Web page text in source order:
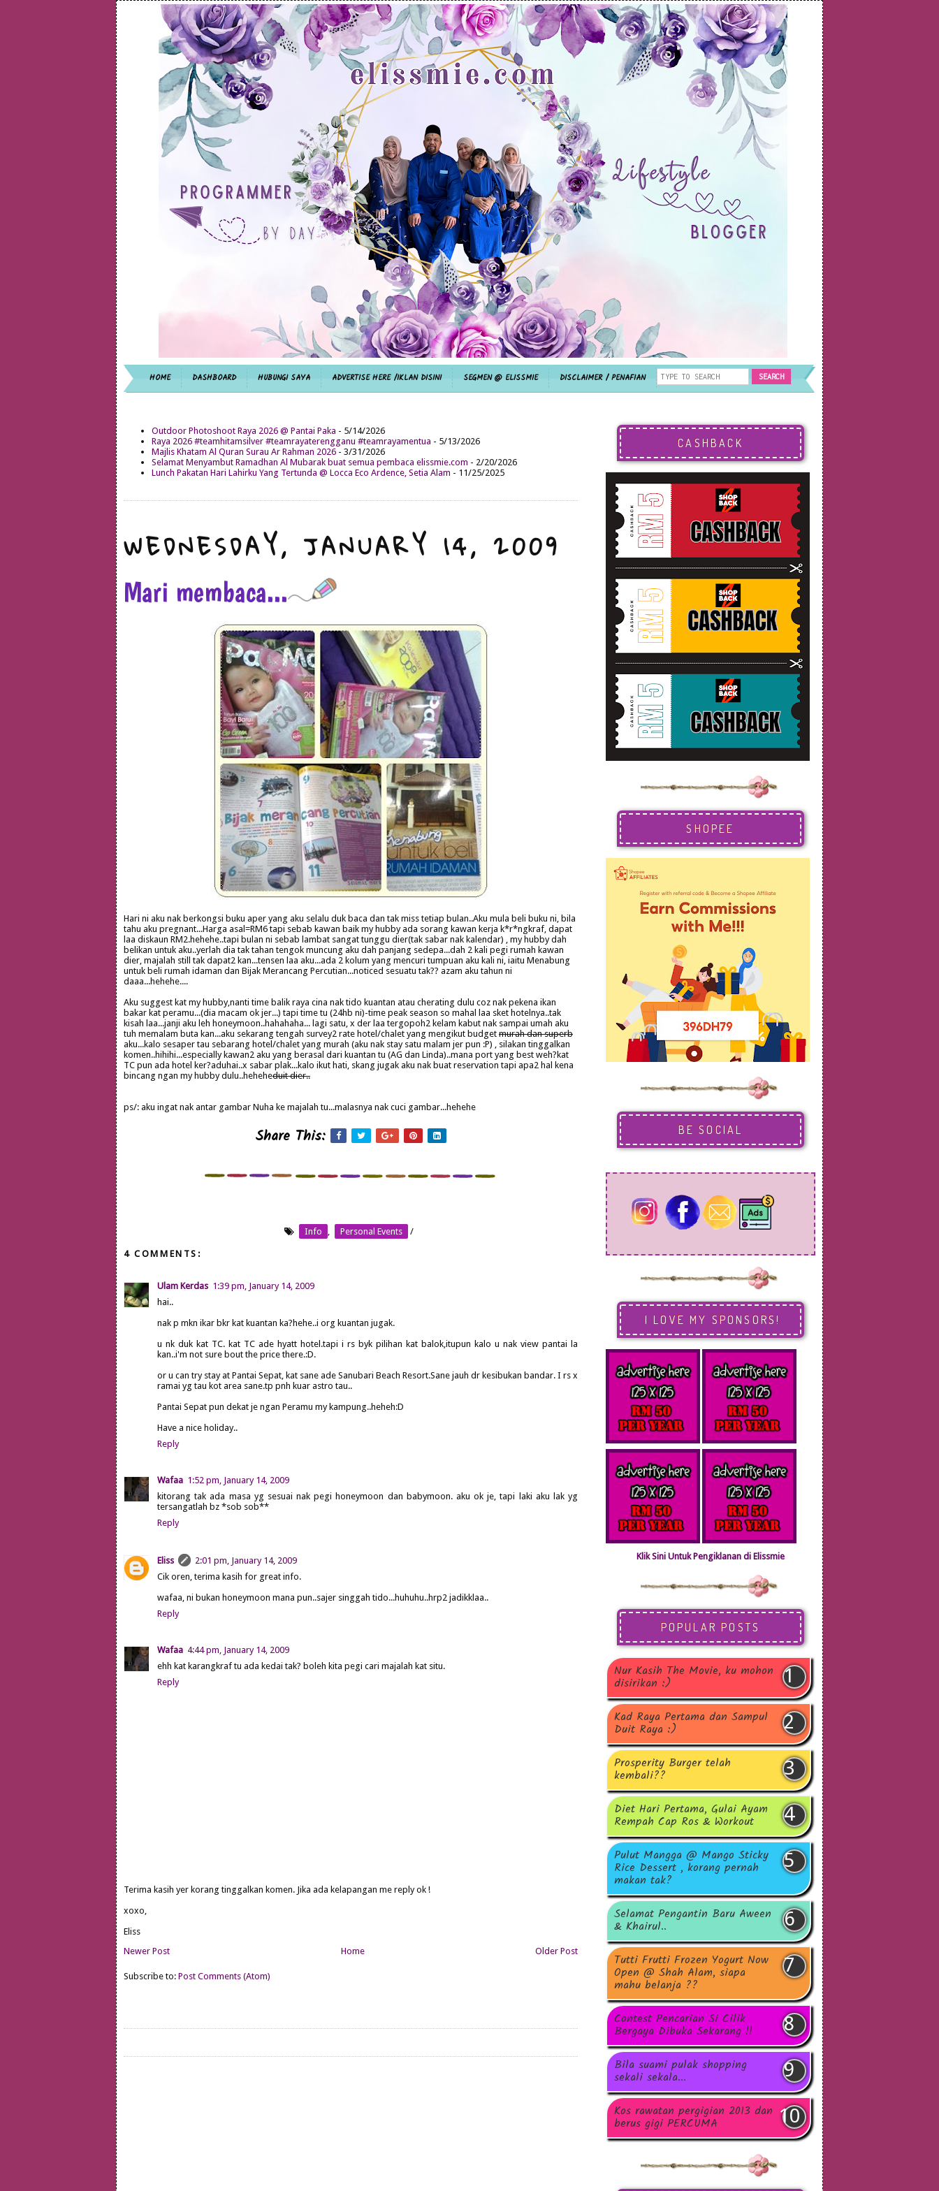
HOME DASHBOARD HUBUNGI SAYA ADVERTISE HERE /IKLAN DISINI SEGMEN @ ELISSMIE DISCLAIMER / PENAFIAN
Outdoor Photoshoot Raya 2026 @ Pantai Paka - 5/14/2026
Raya 2026 #teamhitamsilver #teamrayaterengganu #teamrayamentua - 5/13/2026
Majlis Khatam Al Quran Surau Ar Rahman 2026 - 3/31/2026
Selamat Menyambut Ramadhan Al Mubarak buat semua pembaca elissmie.com - 2/20/2026
Lunch Pakatan Hari Lahirku Yang Tertunda @ Locca Eco Ardence, Setia Alam - 11/25/2025
WEDNESDAY, JANUARY 14, 2009
Mari membaca...
Hari ni aku nak berkongsi buku aper yang aku selalu duk baca dan tak miss tetiap bulan..Aku mula beli buku ni, bila
tahu aku pregnant...Harga asal=RM6 tapi sebab kawan baik my hubby ada sorang kawan kerja k*r*ngkraf, dapat
laa diskaun RM2.hehehe..tapi bulan ni sebab lambat sangat tunggu dier(tak sabar nak kalendar) , my hubby dah
belikan untuk aku..yerlah dia tak tahan tengok muncung aku dah panjang sedepa...dah 2 kali pegi rumah kawan
dier, majalah still tak dapat2 kan...tensen laa aku...ada 2 kolum yang mencuri tumpuan aku kali ni, iaitu Menabung
untuk beli rumah idaman dan Bijak Merancang Percutian...noticed sesuatu tak?? azam aku tahun ni
daaa...hehehe....
Aku suggest kat my hubby,nanti time balik raya cina nak tido kuantan atau cherating dulu coz nak pekena ikan
bakar kat peramu...(dia macam ok jer...) tapi time tu (24hb ni)-time peak season so mahal laa sket hotelnya..tak
kisah laa...janji aku leh honeymoon..hahahaha... lagi satu, x der laa tergopoh2 kelam kabut nak sampai umah aku
tuh memalam buta kan...aku sekarang tengah survey2 rate hotel/chalet yang mengikut budget murah dan superb
aku...kalo sesaper tau sebarang hotel/chalet yang murah (aku nak stay satu malam jer pun :P) , silakan tinggalkan
komen..hihihi...especially kawan2 aku yang berasal dari kuantan tu (AG dan Linda)..mana port yang best weh?kat
TC pun ada hotel ker?aduhai..x sabar plak...kalo ikut hati, skang jugak aku nak buat reservation tapi apa2 hal kena
bincang ngan my hubby dulu..heheheduit dier..
ps/: aku ingat nak antar gambar Nuha ke majalah tu...malasnya nak cuci gambar...hehehe
Share This:
Info Personal Events /
4 COMMENTS:
Ulam Kerdas 1:39 pm, January 14, 2009
hai..
nak p mkn ikar bkr kat kuantan ka?hehe..i org kuantan jugak.
u nk duk kat TC. kat TC ade hyatt hotel.tapi i rs byk pilihan kat balok,itupun kalo u nak view pantai la
kan..i'm not sure bout the price there.:D.
or u can try stay at Pantai Sepat, kat sane ade Sanubari Beach Resort.Sane jauh dr kesibukan bandar. I rs x
ramai yg tau kot area sane.tp pnh kuar astro tau..
Pantai Sepat pun dekat je ngan Peramu my kampung..heheh:D
Have a nice holiday..
Reply
Wafaa 1:52 pm, January 14, 2009
kitorang tak ada masa yg sesuai nak pegi honeymoon dan babymoon. aku ok je, tapi laki aku lak yg
tersangatlah bz *sob sob**
Reply
Eliss
2:01 pm, January 14, 2009
Cik oren, terima kasih for great info.
wafaa, ni bukan honeymoon mana pun..sajer singgah tido...huhuhu..hrp2 jadikklaa..
Reply
Wafaa 4:44 pm, January 14, 2009
ehh kat karangkraf tu ada kedai tak? boleh kita pegi cari majalah kat situ.
Reply
Terima kasih yer korang tinggalkan komen. Jika ada kelapangan me reply ok !
xoxo,
Eliss
Newer Post
Older Post
Home
Subscribe to: Post Comments (Atom)
CASHBACK
SHOPEE
BE SOCIAL
I LOVE MY SPONSORS!
Klik Sini Untuk Pengiklanan di Elissmie
POPULAR POSTS
Nur Kasih The Movie, ku mohon
disirikan :)
Kad Raya Pertama dan Sampul
Duit Raya :)
Prosperity Burger telah
kembali??
Diet Hari Pertama, Gulai Ayam
Rempah Cap Ros & Workout
Pulut Mangga @ Mango Sticky
Rice Dessert , korang pernah
makan tak?
Selamat Pengantin Baru Aween
& Khairul..
Tutti Frutti Frozen Yogurt Now
Open @ Shah Alam, siapa
mahu belanja ??
Contest Pencarian Si Cilik
Bergaya Dibuka Sekarang !!
Bila suami pulak shopping
sekali sekala...
Kos rawatan pergigian 2013 dan
berus gigi PERCUMA